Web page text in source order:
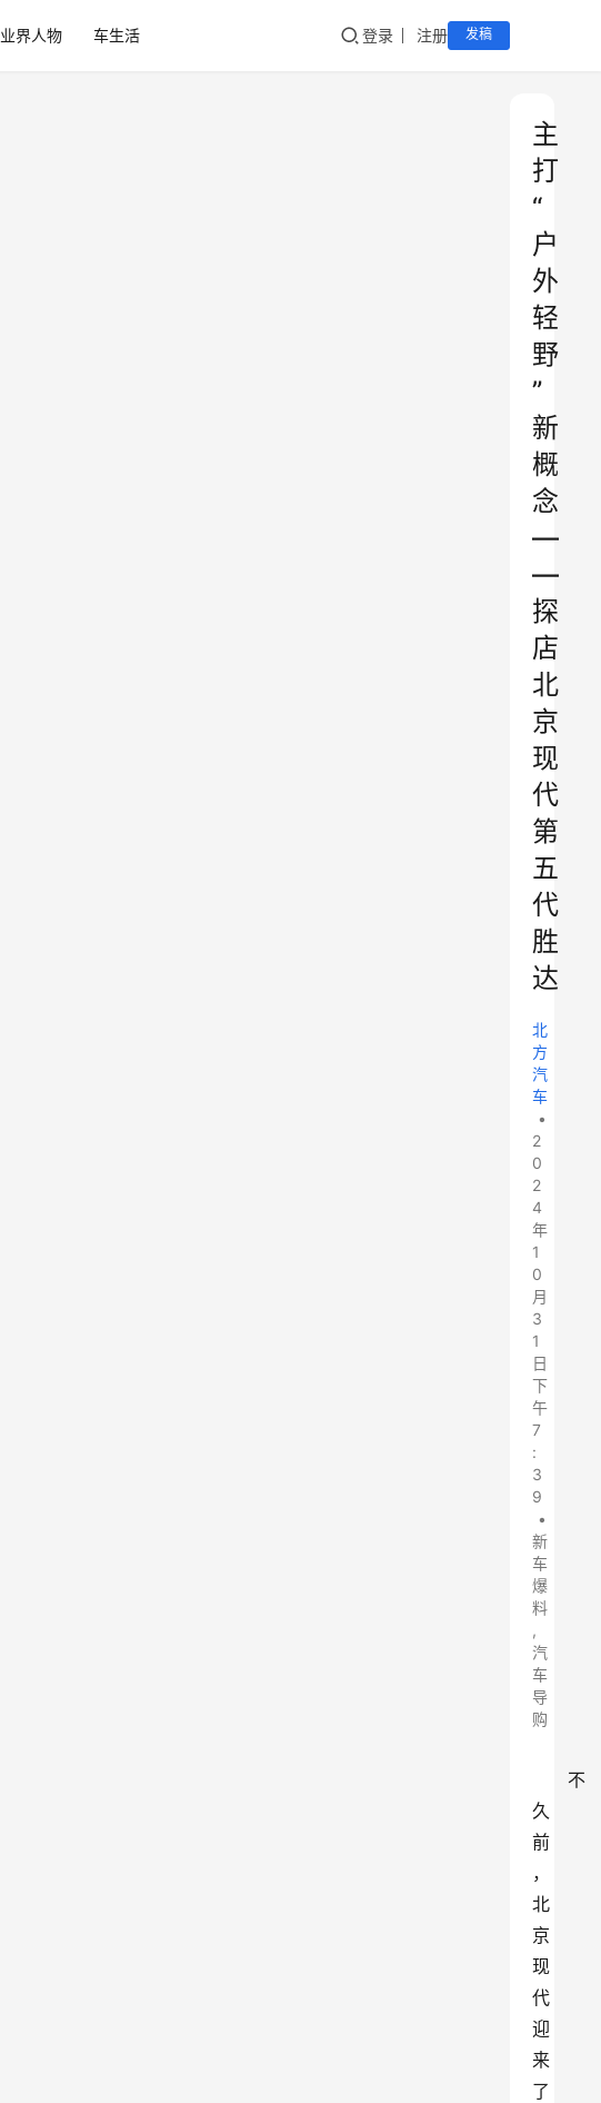
业界人物 车生活 登录 注册 发稿
主
打
“
户
外
轻
野
”
新
概
念
—
—
探
店
北
京
现
代
第
五
代
胜
达
北
方
汽
车
•
2
0
2
4
年
1
0
月
3
1
日
下
午
7
:
3
9
•
新
车
爆
料
,
汽
车
导
购
不
久
前
，
北
京
现
代
迎
来
了